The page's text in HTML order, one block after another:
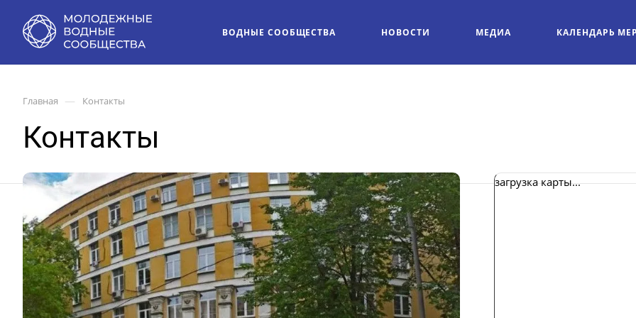
ВОДНЫЕ СООБЩЕСТВА НОВОСТИ МЕДИА КАЛЕНДАРЬ
Главная — Контакты
Контакты
загрузка карты...